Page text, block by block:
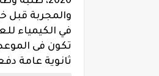
والمجربة قبل
تكون فى
ثانوية عامة دفعة